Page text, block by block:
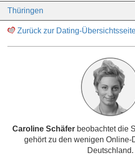
Thüringen
Zurück zur Dating-
Caroline Schäferbeobachtet die
gehört zu den wenigen Online-
Deutschland.